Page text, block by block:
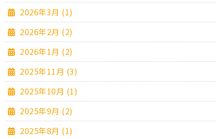
2026年3月 (1)
2026年2月 (2)
2026年1月 (2)
2025年11月 (3)
2025年10月 (1)
2025年9月 (2)
2025年8月 (1)